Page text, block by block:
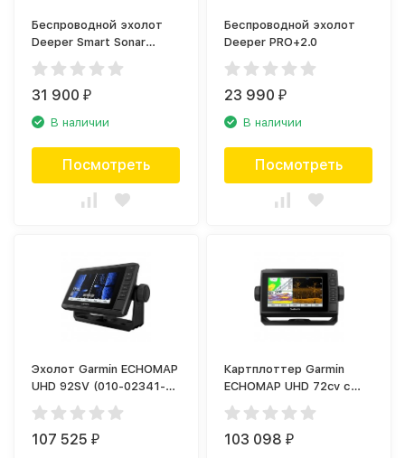
Беспроводной эхолот
Deeper Smart Sonar
CHIRP+ 2
31 900₽
В наличии
Посмотреть
Беспроводной эхолот
Deeper PRO+2.0
23 990₽
В наличии
Посмотреть
Эхолот Garmin ECHOMAP
UHD 92SV (010-02341-
00)
107 525₽
Картплоттер Garmin
ECHOMAP UHD 72cv с
трансдьюсером w GT24
(010-02333-01)
103 098₽